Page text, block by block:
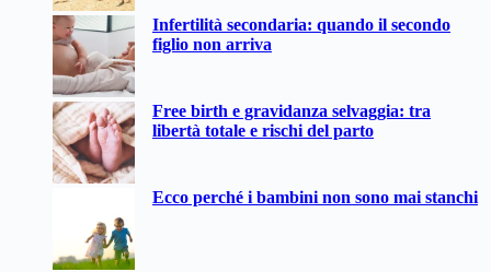
Infertilità secondaria: quando il secondo
figlio non arriva
Free birth e gravidanza selvaggia: tra
libertà totale e rischi del parto
Ecco perché i bambini non sono mai stanchi